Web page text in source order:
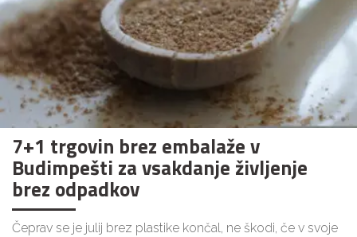
7+1 trgovin brez embalaže v
Budimpešti za vsakdanje življenje
brez odpadkov
Čeprav se je julij brez plastike končal, ne škodi, če v svoje